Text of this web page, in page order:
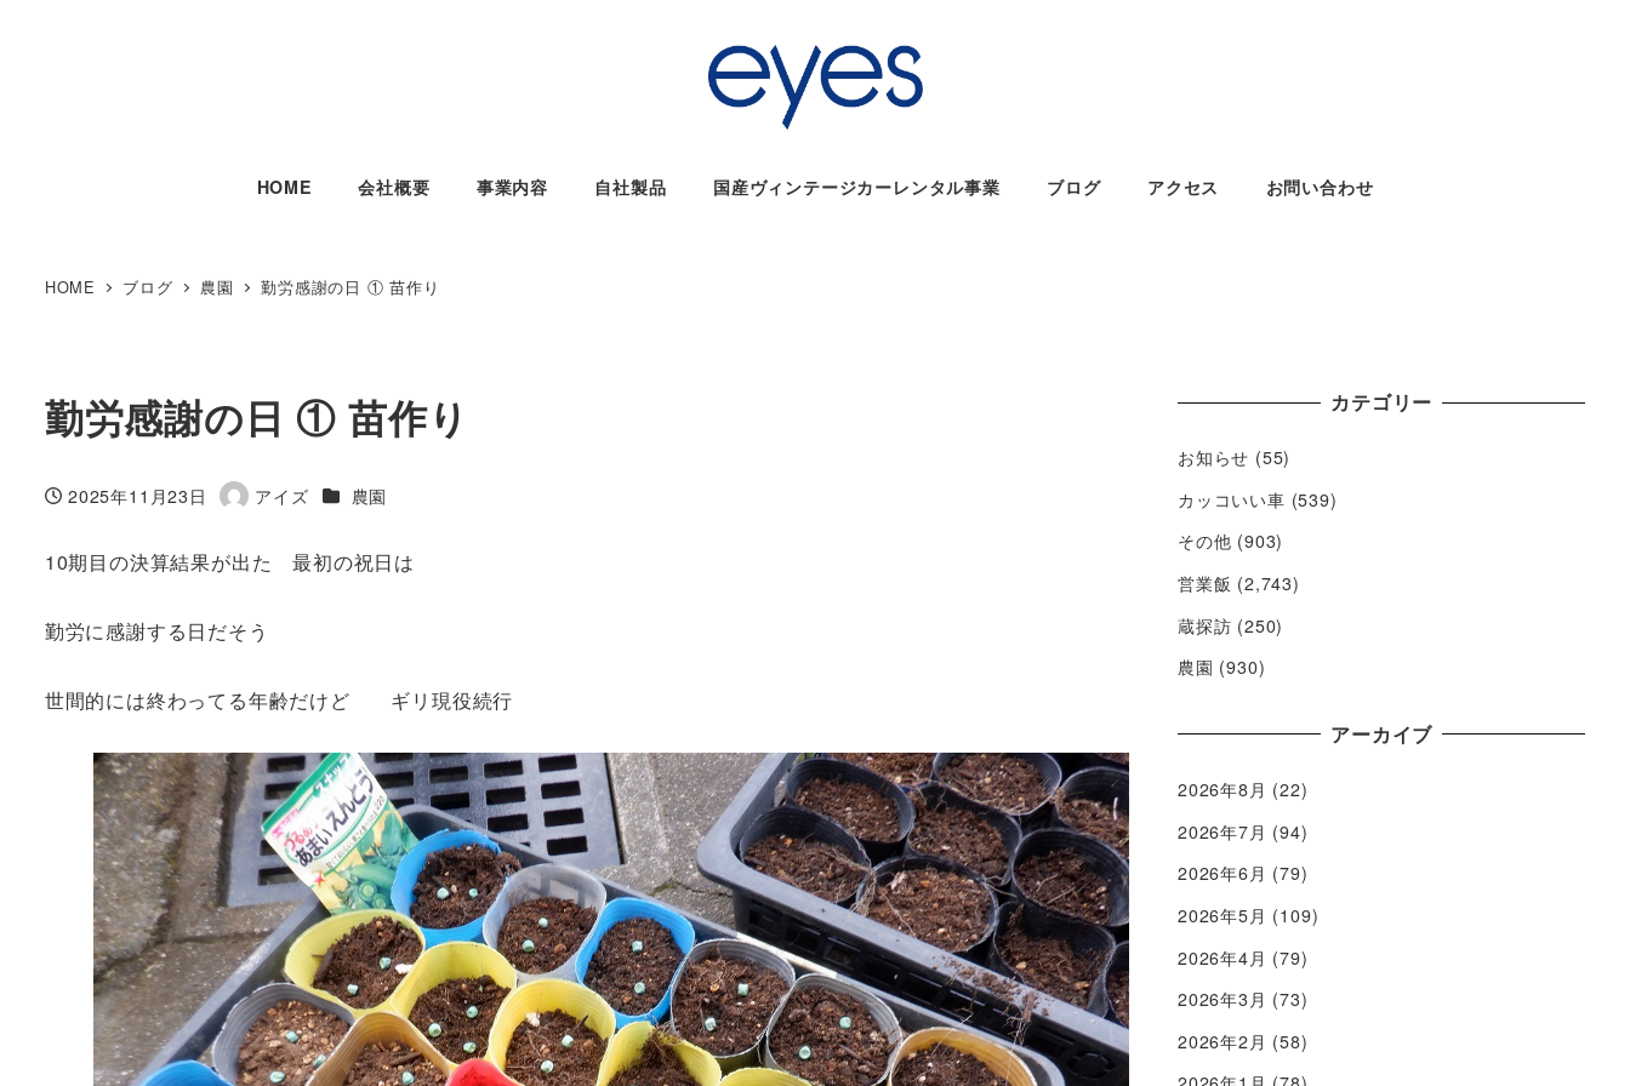
HOME 会社概要 事業内容 自社製品 国産ヴィンテージカーレンタル事業 ブログ アクセス お問い合わせ
HOME ブログ 農園 勤労感謝の日 ① 苗作り
勤労感謝の日 ① 苗作り
投稿日
2025年11月23日
著
アイズ カテゴリー
農園
10期目の決算結果が出た 最初の祝日は
勤労に感謝する日だそう
世間的には終わってる年齢だけど ギリ現役続行
カテゴリー
お知らせ (55)
カッコいい車 (539)
その他 (903)
営業飯 (2,743)
蔵探訪 (250)
農園 (930)
アーカイブ
2026年8月 (22)
2026年7月 (94)
2026年6月 (79)
2026年5月 (109)
2026年4月 (79)
2026年3月 (73)
2026年2月 (58)